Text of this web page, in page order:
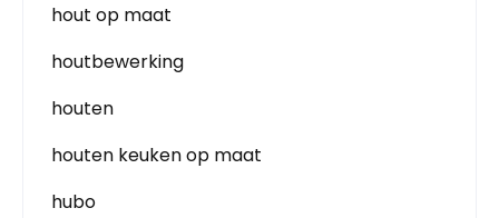
hout op maat
houtbewerking
houten
houten keuken op maat
hubo